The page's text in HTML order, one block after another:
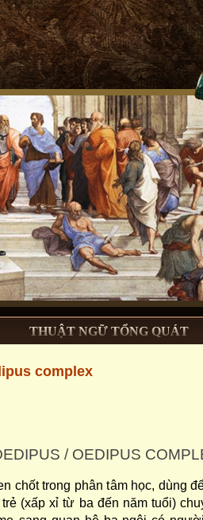
THUẬT NGỮ TỔNG QUÁT
complex
/ OEDIPUS
chốt trong phân tâm học, dùng
(xấp xỉ từ ba đến năm tuổi)